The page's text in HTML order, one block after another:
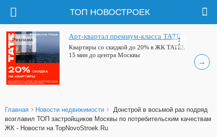
ТОП НОВОСТРОЕК
→
Арт-квартал премиум-класса ТАТЕ
Квартиры со скидкой до 20% в ЖК ТАТЕ!.
15 мин до центра Москвы
Реклама
Главная › Новости недвижимости › Донстрой в восьмой раз подряд
возглавил ТОП застройщиков Москвы по потребительским качествам
ЖК - Новости на TopNovoStroek.Ru